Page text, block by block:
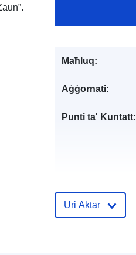
Maħluq:
Aġġornati:
Punti ta' Kuntatt:
Reġistru tal-
Uri Aktar